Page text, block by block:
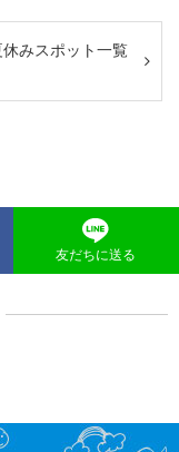
みスポット一覧
友だちに送る